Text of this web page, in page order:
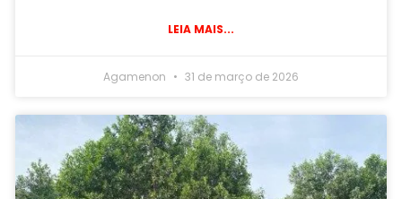
LEIA MAIS...
Agamenon 31 de março de 2026